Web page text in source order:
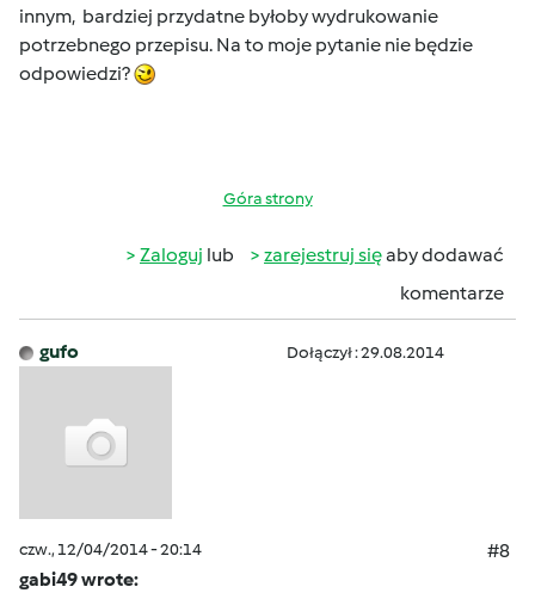
innym, bardziej przydatne byłoby wydrukowanie
potrzebnego przepisu. Na to moje pytanie nie będzie
odpowiedzi?
Góra strony
Zaloguj lub zarejestruj sięaby dodawać
komentarze
gufo Dołączył : 29.08.2014
czw., 12/04/2014 - 20:14
#8
gabi49 wrote: